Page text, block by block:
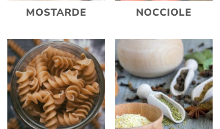
MOSTARDE NOCCIOLE